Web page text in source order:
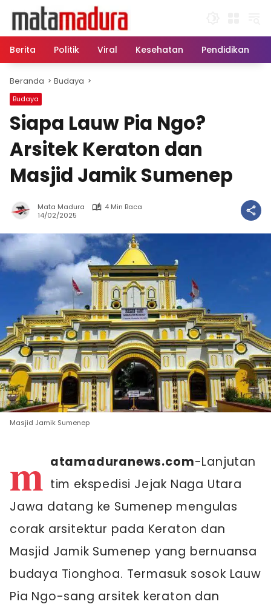
konten
Berita
Politik Viral Kesehatan Pendidikan
Beranda Budaya
Budaya
Siapa Lauw Pia Ngo?
Arsitek Keraton dan
Masjid Jamik Sumenep
Mata Madura
4 Min Baca
14/02/2025
Masjid Jamik Sumenep
m atamaduranews.com-Lanjutan
tim ekspedisi Jejak Naga Utara
Jawa datang ke Sumenep mengulas
corak arsitektur pada Keraton dan
Masjid Jamik Sumenep yang bernuansa
budaya Tionghoa. Termasuk sosok Lauw
Pia Ngo-sang arsitek keraton dan